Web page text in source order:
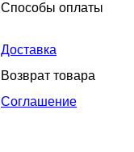
Способы оплаты
Доставка
Возврат товара
Соглашение